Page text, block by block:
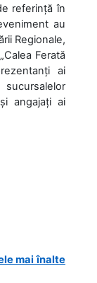
referință în
au
Regionale,
Ferată
ai
angajați ai
mai înalte